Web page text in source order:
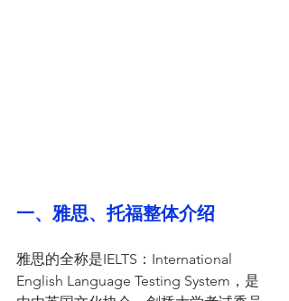
一、雅思、托福整体介绍
雅思的全称是IELTS：International
English Language Testing System，是